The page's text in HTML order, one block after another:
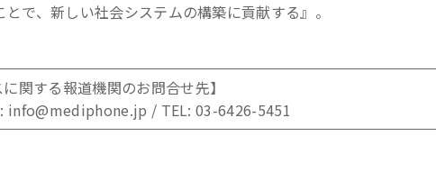
で、新しい社会システムの構築に貢献する』。
関する報道機関のお問合せ先】
info@mediphone.jp / TEL: 03-6426-5451